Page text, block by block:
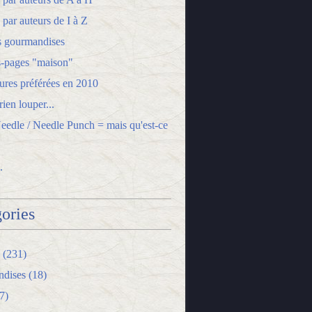
auteurs de I à Z
gourmandises
pages "maison"
préférées en 2010
louper...
/ Needle Punch = mais qu'est-ce
(231)
(18)